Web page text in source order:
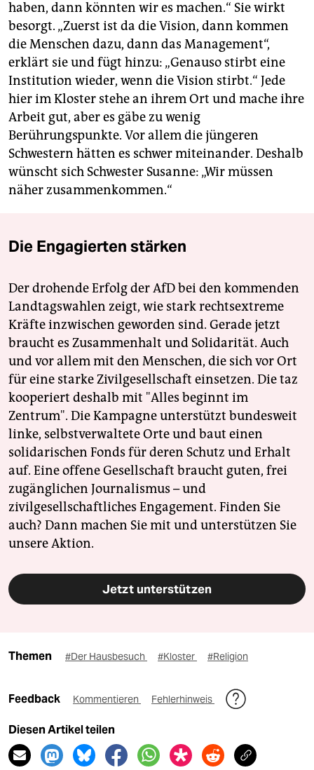
haben, dann könnten wir es machen.“ Sie wirkt
besorgt. „Zuerst ist da die Vision, dann kommen
die Menschen dazu, dann das Management“,
erklärt sie und fügt hinzu: „Genauso stirbt eine
Institution wieder, wenn die Vision stirbt.“ Jede
hier im Kloster stehe an ihrem Ort und mache ihre
Arbeit gut, aber es gäbe zu wenig
Berührungspunkte. Vor allem die jüngeren
Schwestern hätten es schwer miteinander. Deshalb
wünscht sich Schwester Susanne: „Wir müssen
näher zusammenkommen.“
Die Engagierten stärken
Der drohende Erfolg der AfD bei den kommenden
Landtagswahlen zeigt, wie stark rechtsextreme
Kräfte inzwischen geworden sind. Gerade jetzt
braucht es Zusammenhalt und Solidarität. Auch
und vor allem mit den Menschen, die sich vor Ort
für eine starke Zivilgesellschaft einsetzen. Die taz
kooperiert deshalb mit "Alles beginnt im
Zentrum". Die Kampagne unterstützt bundesweit
linke, selbstverwaltete Orte und baut einen
solidarischen Fonds für deren Schutz und Erhalt
auf. Eine offene Gesellschaft braucht guten, frei
zugänglichen Journalismus – und
zivilgesellschaftliches Engagement. Finden Sie
auch? Dann machen Sie mit und unterstützen Sie
unsere Aktion.
Jetzt unterstützen
Themen #Der Hausbesuch #Kloster #Religion
Feedback Kommentieren Fehlerhinweis
Diesen Artikel teilen